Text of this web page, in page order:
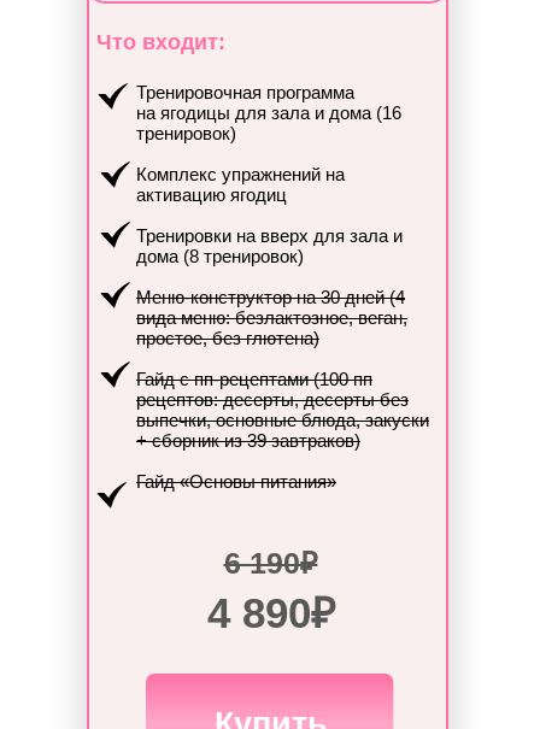
Что входит:
Тренировочная программа
на ягодицы для зала и дома (16
тренировок)
Комплекс упражнений на
активацию ягодиц
Тренировки на вверх для зала и
дома (8 тренировок)
Меню-конструктор на 30 дней (4
вида меню: безлактозное, веган,
простое, без глютена)
Гайд с пп-рецептами (100 пп
рецептов: десерты, десерты без
выпечки, основные блюда, закуски
+ сборник из 39 завтраков)
Гайд «Основы питания»
6 190₽
4 890₽